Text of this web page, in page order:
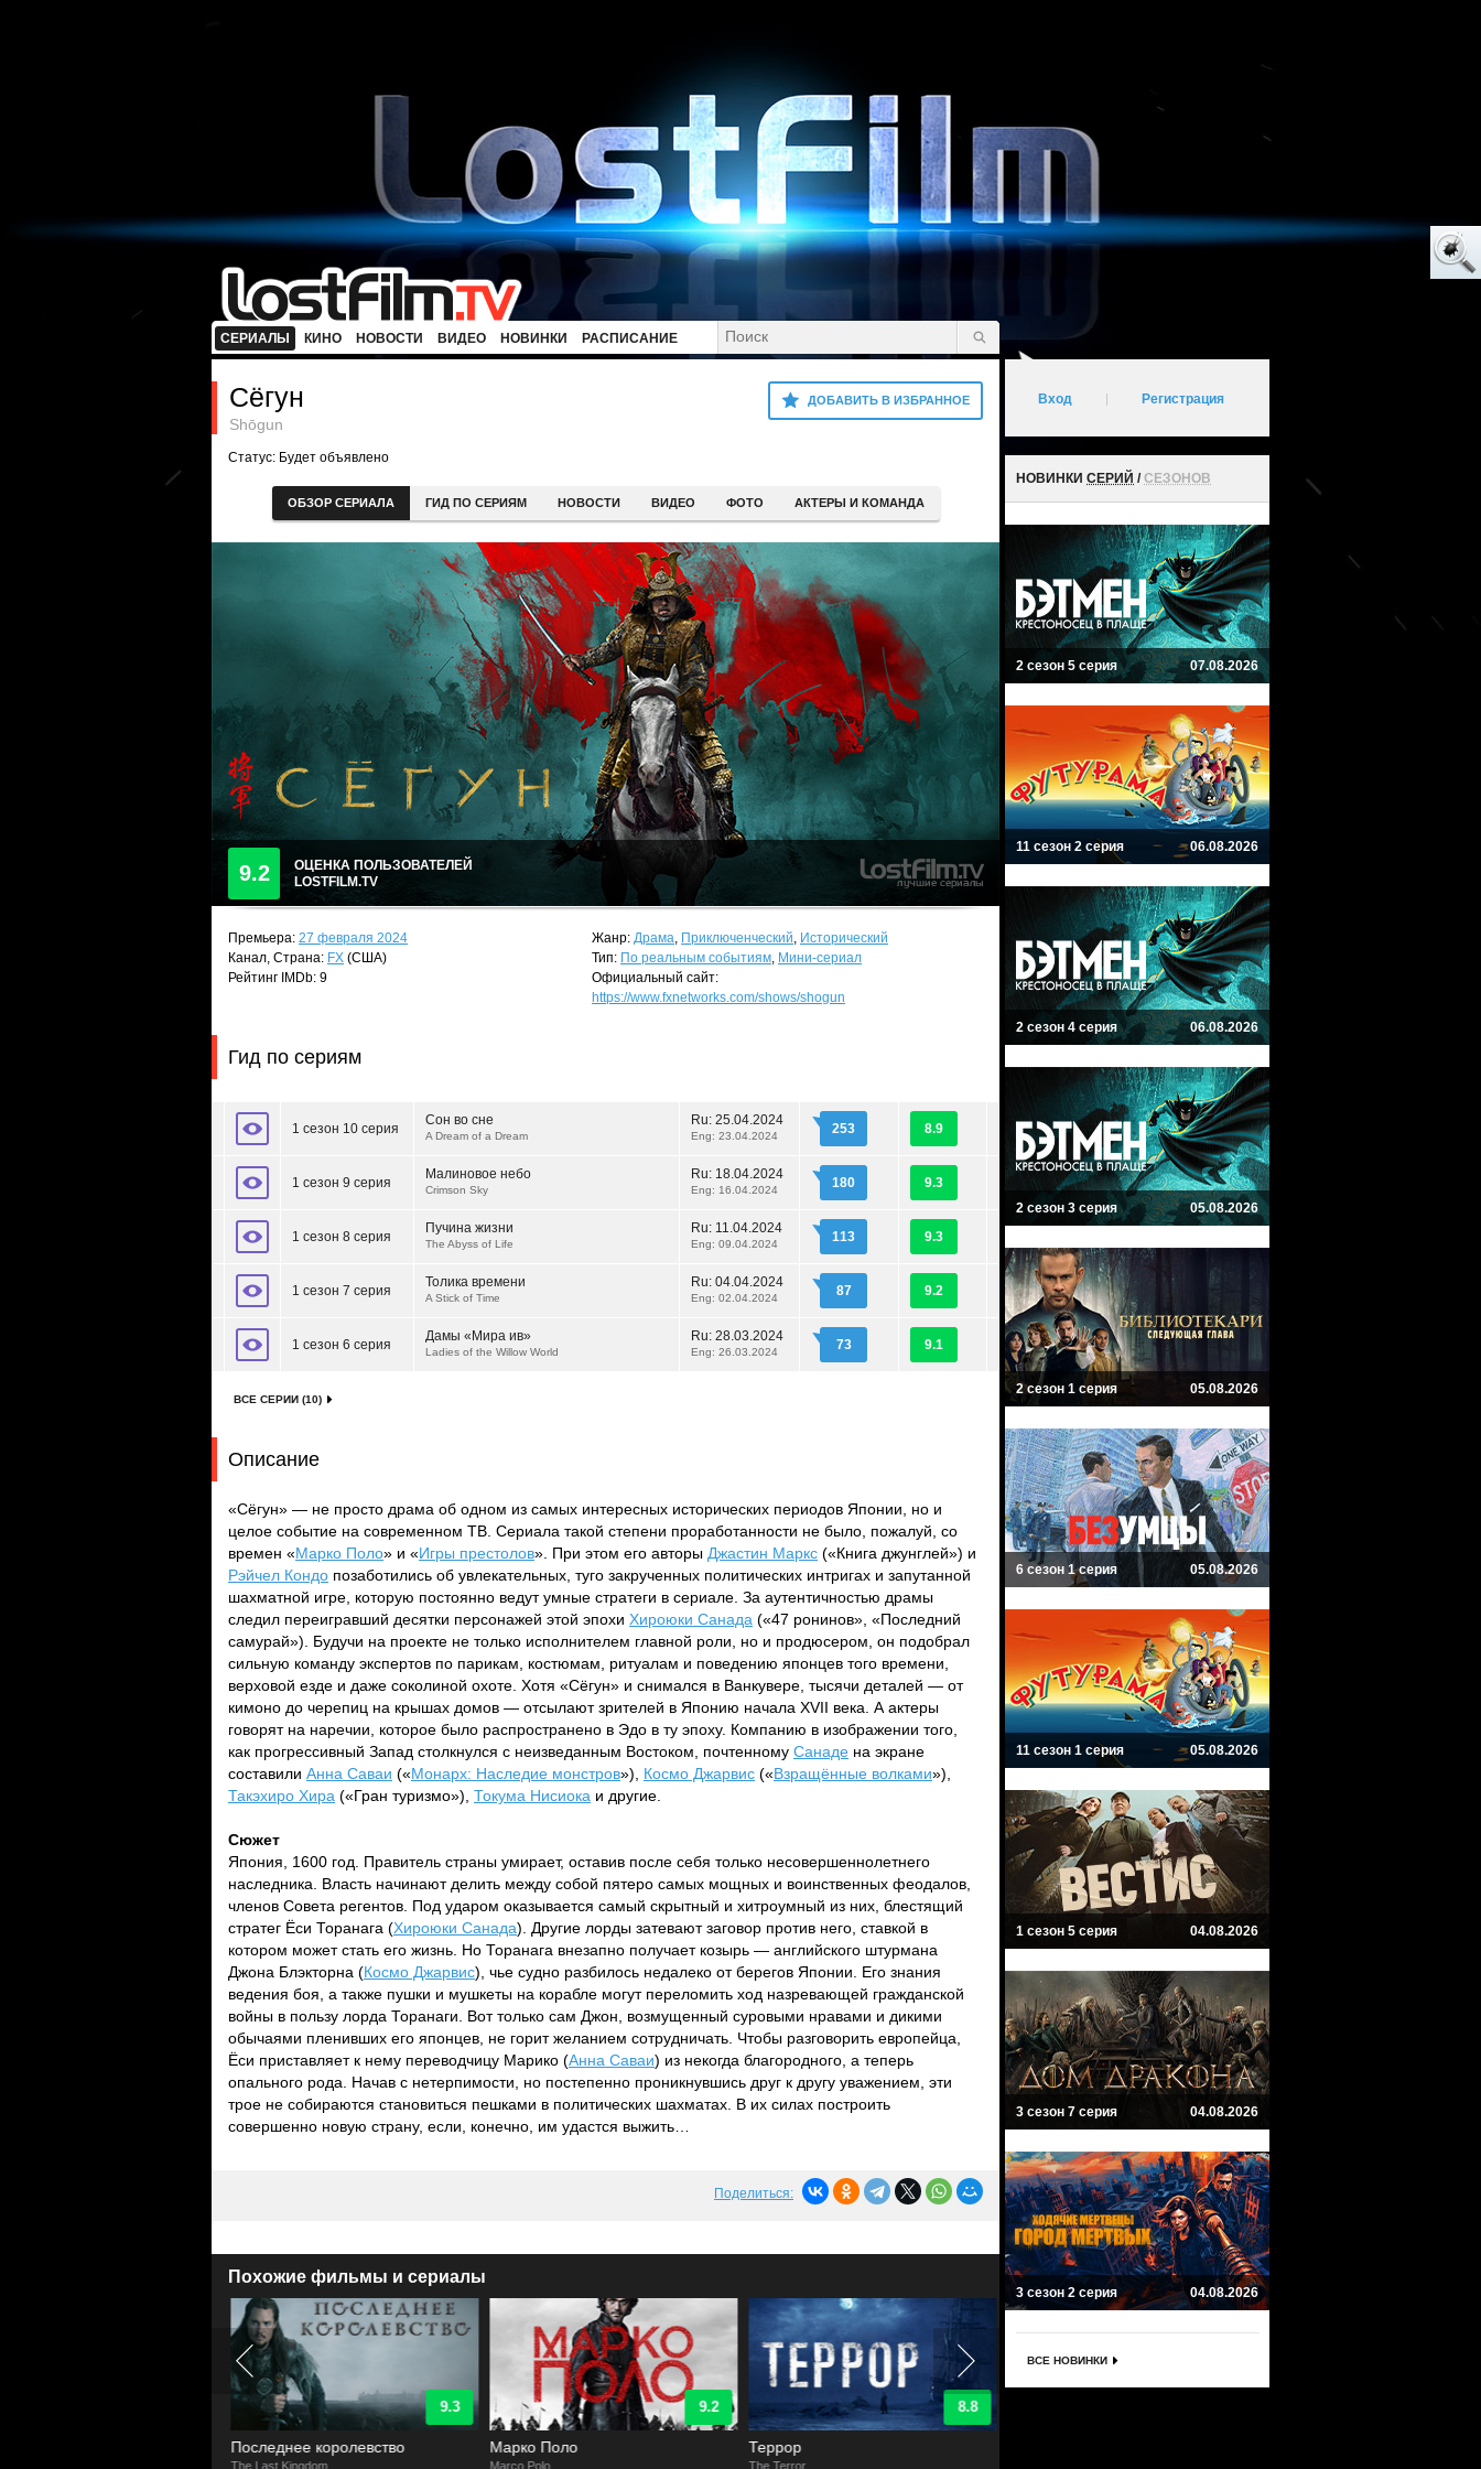
СЕРИАЛЫ КИНО НОВОСТИ ВИДЕО НОВИНКИ РАСПИСАНИЕ
ДОБАВИТЬ В ИЗБРАННОЕ
Сёгун
Shōgun
Статус: Будет объявлено
ОБЗОР СЕРИАЛА ГИД ПО СЕРИЯМ НОВОСТИ ВИДЕО ФОТО АКТЕРЫ И КОМАНДА
9.2
ОЦЕНКА ПОЛЬЗОВАТЕЛЕЙ
LOSTFILM.TV
Премьера: 27 февраля 2024
Канал, Страна: FX (США)
Рейтинг IMDb: 9
Жанр: Драма, Приключенческий, Исторический
Тип: По реальным событиям, Мини-сериал
Официальный сайт:
https://www.fxnetworks.com/shows/shogun
Гид по сериям
1 сезон 10 серия
Сон во сне
A Dream of a Dream
Ru: 25.04.2024
Eng: 23.04.2024 253 8.9
1 сезон 9 серия
Малиновое небо
Crimson Sky
Ru: 18.04.2024
Eng: 16.04.2024 180 9.3
1 сезон 8 серия
Пучина жизни
The Abyss of Life
Ru: 11.04.2024
Eng: 09.04.2024 113 9.3
1 сезон 7 серия
Толика времени
A Stick of Time
Ru: 04.04.2024
Eng: 02.04.2024 87 9.2
1 сезон 6 серия
Дамы «Мира ив»
Ladies of the Willow World
Ru: 28.03.2024
Eng: 26.03.2024 73 9.1
ВСЕ СЕРИИ (10)
Описание
«Сёгун» — не просто драма об одном из самых интересных исторических периодов Японии, но и
целое событие на современном ТВ. Сериала такой степени проработанности не было, пожалуй, со
времен «Марко Поло» и «Игры престолов». При этом его авторы Джастин Маркс («Книга джунглей») и
Рэйчел Кондо позаботились об увлекательных, туго закрученных политических интригах и запутанной
шахматной игре, которую постоянно ведут умные стратеги в сериале. За аутентичностью драмы
следил переигравший десятки персонажей этой эпохи Хироюки Санада («47 ронинов», «Последний
самурай»). Будучи на проекте не только исполнителем главной роли, но и продюсером, он подобрал
сильную команду экспертов по парикам, костюмам, ритуалам и поведению японцев того времени,
верховой езде и даже соколиной охоте. Хотя «Сёгун» и снимался в Ванкувере, тысячи деталей — от
кимоно до черепиц на крышах домов — отсылают зрителей в Японию начала XVII века. А актеры
говорят на наречии, которое было распространено в Эдо в ту эпоху. Компанию в изображении того,
как прогрессивный Запад столкнулся с неизведанным Востоком, почтенному Санаде на экране
составили Анна Саваи («Монарх: Наследие монстров»), Космо Джарвис («Взращённые волками»),
Такэхиро Хира («Гран туризмо»), Токума Нисиока и другие.
Сюжет
Япония, 1600 год. Правитель страны умирает, оставив после себя только несовершеннолетнего
наследника. Власть начинают делить между собой пятеро самых мощных и воинственных феодалов,
членов Совета регентов. Под ударом оказывается самый скрытный и хитроумный из них, блестящий
стратег Ёси Торанага (Хироюки Санада). Другие лорды затевают заговор против него, ставкой в
котором может стать его жизнь. Но Торанага внезапно получает козырь — английского штурмана
Джона Блэкторна (Космо Джарвис), чье судно разбилось недалеко от берегов Японии. Его знания
ведения боя, а также пушки и мушкеты на корабле могут переломить ход назревающей гражданской
войны в пользу лорда Торанаги. Вот только сам Джон, возмущенный суровыми нравами и дикими
обычаями пленивших его японцев, не горит желанием сотрудничать. Чтобы разговорить европейца,
Ёси приставляет к нему переводчицу Марико (Анна Саваи) из некогда благородного, а теперь
опального рода. Начав с нетерпимости, но постепенно проникнувшись друг к другу уважением, эти
трое не собираются становиться пешками в политических шахматах. В их силах построить
совершенно новую страну, если, конечно, им удастся выжить…
Поделиться:
Похожие фильмы и сериалы
9.3
Последнее королевство
The Last Kingdom
9.2
Марко Поло
Marco Polo
8.8
Террор
The Terror
Вход Регистрация
НОВИНКИ СЕРИЙ /СЕЗОНОВ
2 сезон 5 серия 07.08.2026
11 сезон 2 серия 06.08.2026
2 сезон 4 серия 06.08.2026
2 сезон 3 серия 05.08.2026
2 сезон 1 серия 05.08.2026
6 сезон 1 серия 05.08.2026
11 сезон 1 серия 05.08.2026
1 сезон 5 серия 04.08.2026
3 сезон 7 серия 04.08.2026
3 сезон 2 серия 04.08.2026
ВСЕ НОВИНКИ